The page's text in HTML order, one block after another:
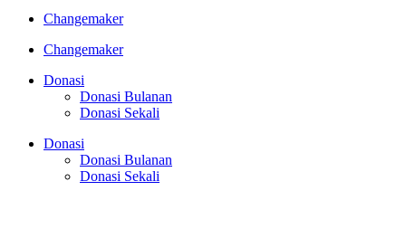
Changemaker
Changemaker
Donasi
Donasi Bulanan
Donasi Sekali
Donasi
Donasi Bulanan
Donasi Sekali